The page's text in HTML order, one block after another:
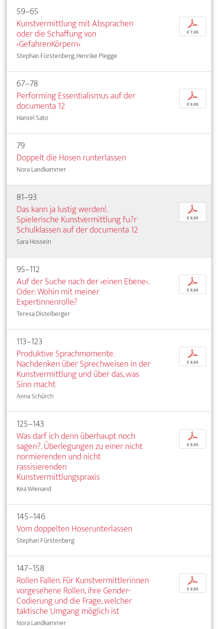
59–65
Kunstvermittlung mit Absprachen
oder die Schaffung von
›GefahrenKörpern‹
Stephan Fürstenberg, Henrike Plegge
p
€ 7,95
67–78
Performing Essentialismus auf der
documenta 12
Hansel Sato
p
€ 9,95
79
Doppelt die Hosen runterlassen
Nora Landkammer
81–93
Das kann ja lustig werden!.
Spielerische Kunstvermittlung fu?r
Schulklassen auf der documenta 12
Sara Hossein
p
€ 9,95
95–112
Auf der Suche nach der ›einen Ebene‹.
Oder: Wohin mit meiner
Expertinnenrolle?
Teresa Distelberger
p
€ 9,95
113–123
Produktive Sprachmomente.
Nachdenken über Sprechweisen in der
Kunstvermittlung und über das, was
Sinn macht
Anna Schürch
p
€ 9,95
125–143
Was darf ich denn überhaupt noch
sagen?. Überlegungen zu einer nicht
normierenden und nicht
rassisierenden
Kunstvermittlungspraxis
Kea Wienand
p
€ 9,95
145–146
Vom doppelten Hoserunterlassen
Stephan Fürstenberg
147–158
Rollen Fallen. Für Kunstvermittlerinnen
vorgesehene Rollen, ihre Gender-
Codierung und die Frage, welcher
taktische Umgang möglich ist
Nora Landkammer
p
€ 9,95